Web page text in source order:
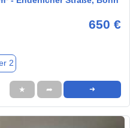
650 €
2
★ ➦ ➜